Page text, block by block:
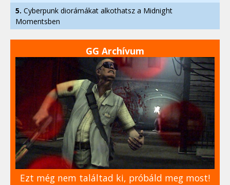
5. Cyberpunk diorámákat alkothatsz a Midnight
Momentsben
GG Archívum
Ezt még nem találtad ki, próbáld meg most!